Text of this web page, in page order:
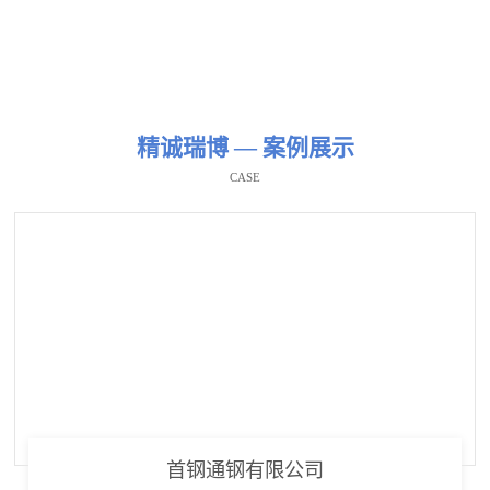
精诚瑞博 — 案例展示
CASE
首钢通钢有限公司